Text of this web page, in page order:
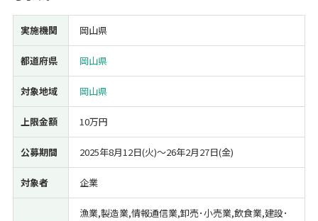
起業・創業
環境・省エネ
テレワーク
受付中のみ
検索
実施機関 岡山県
都道府県 岡山県
対象地域 岡山県
上限金額 10万円
公募期間 2025年8月12日(火)〜26年2月27日(金)
対象者 企業
漁業,製造業,情報通信業,卸売･小売業,飲食業,建設･